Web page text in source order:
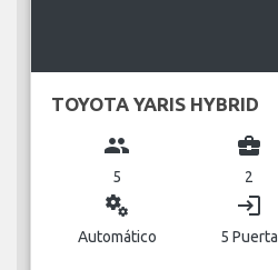
TOYOTA YARIS HYBRID
group
5
business_center
2
miscellaneous_services
Automático
login
5 Puerta